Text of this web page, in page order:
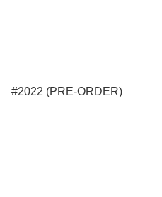
#2022 (PRE-ORDER)